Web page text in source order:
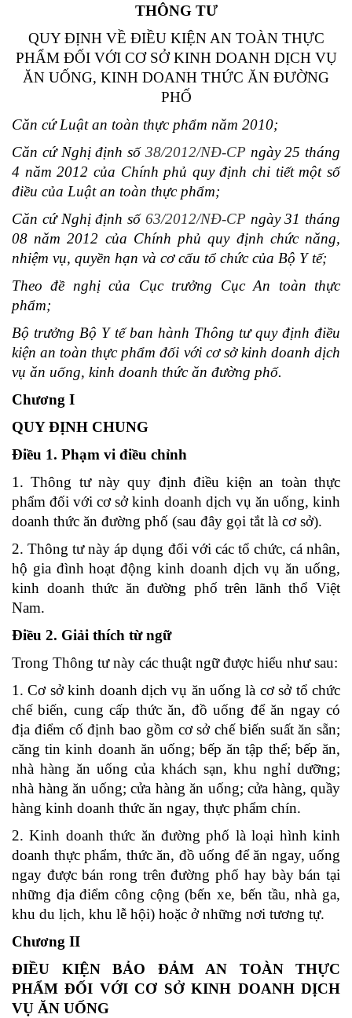
THÔNG TƯ
QUY ĐỊNH VỀ ĐIỀU KIỆN AN TOÀN THỰC
PHẨM ĐỐI VỚI CƠ SỞ KINH DOANH DỊCH VỤ
ĂN UỐNG, KINH DOANH THỨC ĂN ĐƯỜNG
PHỐ
Căn cứ Luật an toàn thực phẩm năm 2010;
Căn cứ Nghị định số 38/2012/NĐ-CP ngày 25 tháng
4 năm 2012 của Chính phủ quy định chi tiết một số
điều của Luật an toàn thực phẩm;
Căn cứ Nghị định số 63/2012/NĐ-CP ngày 31 tháng
08 năm 2012 của Chính phủ quy định chức năng,
nhiệm vụ, quyền hạn và cơ cấu tổ chức của Bộ Y tế;
Theo đề nghị của Cục trưởng Cục An toàn thực
phẩm;
Bộ trưởng Bộ Y tế ban hành Thông tư quy định điều
kiện an toàn thực phẩm đối với cơ sở kinh doanh dịch
vụ ăn uống, kinh doanh thức ăn đường phố.
Chương I
QUY ĐỊNH CHUNG
Điều 1. Phạm vi điều chỉnh
1. Thông tư này quy định điều kiện an toàn thực
phẩm đối với cơ sở kinh doanh dịch vụ ăn uống, kinh
doanh thức ăn đường phố (sau đây gọi tắt là cơ sở).
2. Thông tư này áp dụng đối với các tổ chức, cá nhân,
hộ gia đình hoạt động kinh doanh dịch vụ ăn uống,
kinh doanh thức ăn đường phố trên lãnh thổ Việt
Nam.
Điều 2. Giải thích từ ngữ
Trong Thông tư này các thuật ngữ được hiểu như sau:
1. Cơ sở kinh doanh dịch vụ ăn uống là cơ sở tổ chức
chế biến, cung cấp thức ăn, đồ uống để ăn ngay có
địa điểm cố định bao gồm cơ sở chế biến suất ăn sẵn;
căng tin kinh doanh ăn uống; bếp ăn tập thể; bếp ăn,
nhà hàng ăn uống của khách sạn, khu nghỉ dưỡng;
nhà hàng ăn uống; cửa hàng ăn uống; cửa hàng, quầy
hàng kinh doanh thức ăn ngay, thực phẩm chín.
2. Kinh doanh thức ăn đường phố là loại hình kinh
doanh thực phẩm, thức ăn, đồ uống để ăn ngay, uống
ngay được bán rong trên đường phố hay bày bán tại
những địa điểm công cộng (bến xe, bến tầu, nhà ga,
khu du lịch, khu lễ hội) hoặc ở những nơi tương tự.
Chương II
ĐIỀU KIỆN BẢO ĐẢM AN TOÀN THỰC
PHẨM ĐỐI VỚI CƠ SỞ KINH DOANH DỊCH
VỤ ĂN UỐNG